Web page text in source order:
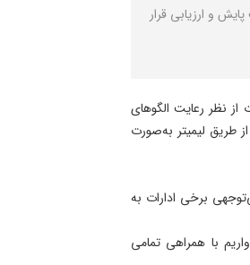
برق ادارات و سازمان ها تحت پایش و ارزیابی قرار
از نظر رعایت الگوهای
برق ۷۲ اداره و سازمان به صورت هوشمند و از طریق لیمیتر به‌صورت
برخی ادارات به
با همراهی تمامی